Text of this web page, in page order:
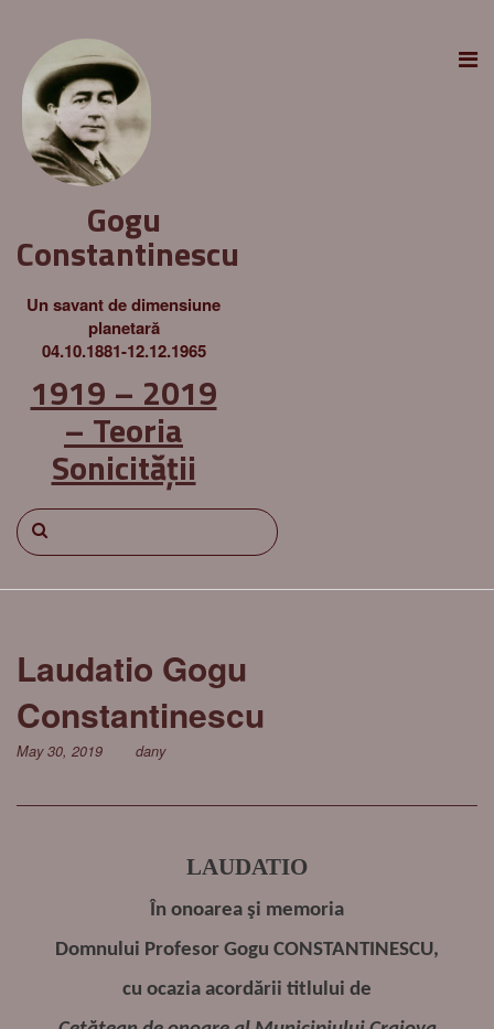
Gogu
Constantinescu
Un savant de dimensiune
planetară
04.10.1881-12.12.1965
1919 – 2019
– Teoria
Sonicității
Laudatio Gogu
Constantinescu
May 30, 2019 dany
LAUDATIO
În onoarea şi memoria
Domnului Profesor Gogu CONSTANTINESCU,
cu ocazia acordării titlului de